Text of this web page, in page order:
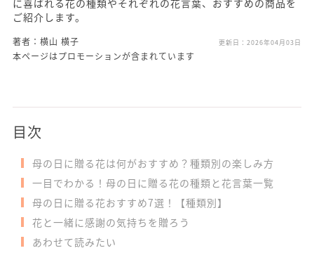
に喜ばれる花の種類やそれぞれの花言葉、おすすめの商品を
ご紹介します。
著者：横山 横子 更新日： 2026年04月03日
本ページはプロモーションが含まれています
目次
母の日に贈る花は何がおすすめ？種類別の楽しみ方
一目でわかる！母の日に贈る花の種類と花言葉一覧
母の日に贈る花おすすめ7選！【種類別】
花と一緒に感謝の気持ちを贈ろう
あわせて読みたい